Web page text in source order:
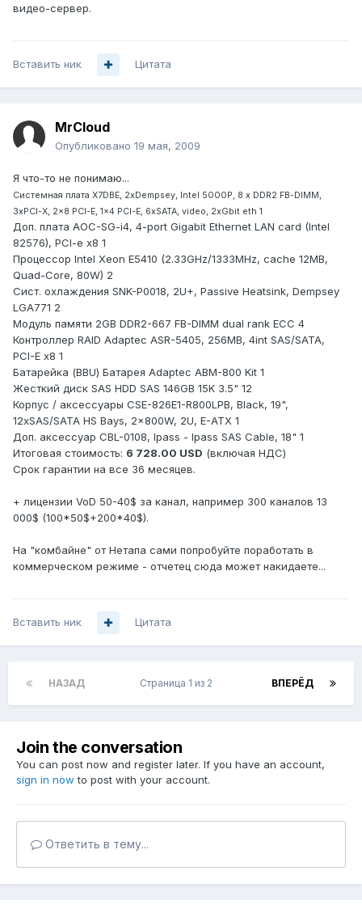
видео-сервер.
Вставить ник Цитата
MrCloud
Опубликовано 19 мая, 2009
Я что-то не понимаю...
Системная плата X7DBE, 2xDempsey, Intel 5000P, 8 x DDR2 FB-DIMM,
3xPCI-X, 2x8 PCI-E, 1x4 PCI-E, 6xSATA, video, 2xGbit eth 1
Доп. плата AOC-SG-i4, 4-port Gigabit Ethernet LAN card (Intel
82576), PCI-e x8 1
Процессор Intel Xeon E5410 (2.33GHz/1333MHz, cache 12MB,
Quad-Core, 80W) 2
Сист. охлаждения SNK-P0018, 2U+, Passive Heatsink, Dempsey
LGA771 2
Модуль памяти 2GB DDR2-667 FB-DIMM dual rank ECC 4
Контроллер RAID Adaptec ASR-5405, 256MB, 4int SAS/SATA,
PCI-E x8 1
Батарейка (BBU) Батарея Adaptec ABM-800 Kit 1
Жесткий диск SAS HDD SAS 146GB 15K 3.5" 12
Корпус / аксессуары CSE-826E1-R800LPB, Black, 19",
12xSAS/SATA HS Bays, 2x800W, 2U, E-ATX 1
Доп. аксессуар CBL-0108, Ipass - Ipass SAS Cable, 18" 1
Итоговая стоимость: 6 728.00 USD (включая НДС)
Срок гарантии на все 36 месяцев.
+ лицензии VoD 50-40$ за канал, например 300 каналов 13
000$ (100*50$+200*40$).
На "комбайне" от Нетапа сами попробуйте поработать в
коммерческом режиме - отчетец сюда может накидаете...
Вставить ник Цитата
НАЗАД ВПЕРЁД
Страница 1 из 2
Join the conversation
You can post now and register later. If you have an account,
sign in now to post with your account.
Ответить в тему...